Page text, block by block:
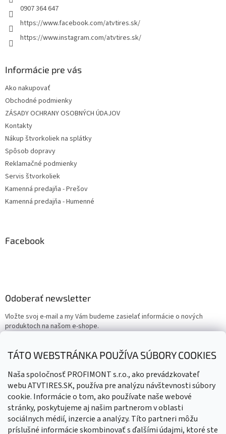
TÁTO WEBSTRÁNKA POUŽÍVA SÚBORY COOKIES
Naša spoločnosť PROFIMONT s.r.o., ako prevádzkovateľ
webu ATVTIRES.SK, používa pre analýzu návštevnosti súbory
cookie. Informácie o tom, ako používate naše webové
stránky, poskytujeme aj našim partnerom v oblasti
sociálnych médií, inzercie a analýzy. Títo partneri môžu
príslušné informácie skombinovať s ďalšími údajmi, ktoré ste
0907 364 647
https://www.facebook.com/atvtires.sk/
https://www.instagram.com/atvtires.sk/
Informácie pre vás
Ako nakupovať
Obchodné podmienky
ZÁSADY OCHRANY OSOBNÝCH ÚDAJOV
Kontakty
Nákup štvorkoliek na splátky
Spôsob dopravy
Reklamačné podmienky
Servis štvorkoliek
Kamenná predajňa - Prešov
Kamenná predajňa - Humenné
Facebook
Odoberať newsletter
Vložte svoj e-mail a my Vám budeme zasielať informácie o nových
produktoch na našom e-shope.
Email
Vložením e-mailu súhlasíte spodmienkami ochrany osobných
údajov
PRIHLÁSIŤ SA